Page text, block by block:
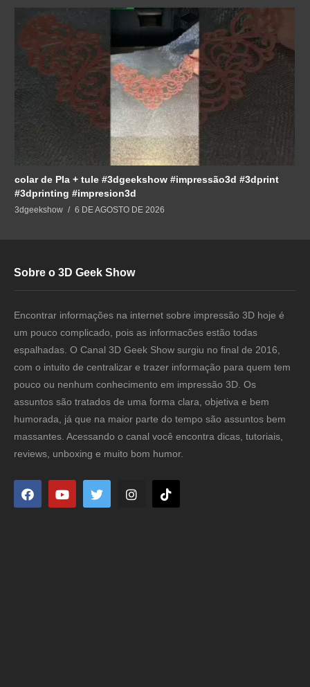
colar de Pla + tule #3dgeekshow #impressão3d #3dprint
#3dprinting #impresion3d
3dgeekshow 6 DE AGOSTO DE 2026
Sobre o 3D Geek Show
Encontrar informações na internet sobre impressão 3D hoje é
um pouco complicado, pois as informacões estão todas
espalhadas. O Canal 3D Geek Show surgiu no final de 2016,
com o intuito de centralizar e trazer informação para quem tem
pouco ou nenhum conhecimento em impressão 3D. Os
assuntos são tratados de uma forma clara, objetiva e bem
humorada, já que na maior parte do tempo são assuntos bem
massantes. Acessando o canal você encontra dicas, tutoriais,
reviews, unboxing e muito bom humor.